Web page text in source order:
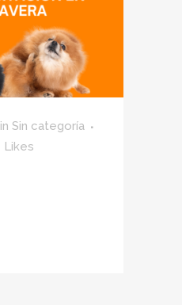
in Sin categoría
Likes